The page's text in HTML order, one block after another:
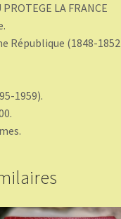
LA FRANCE
République (1848-
1959).